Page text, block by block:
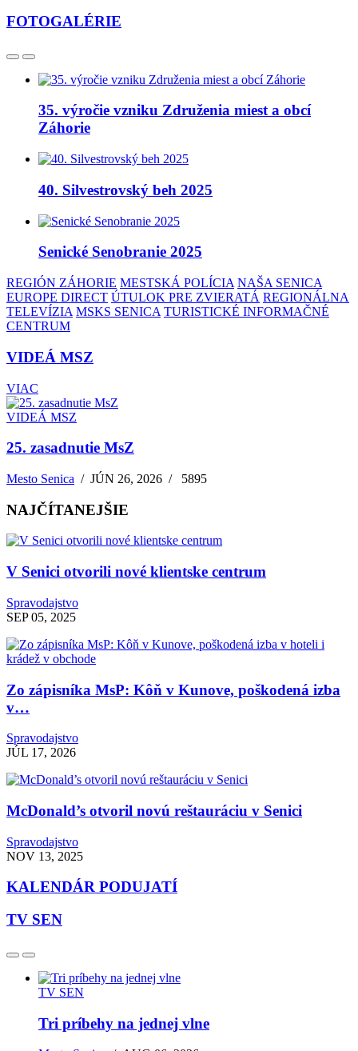
FOTOGALÉRIE
35. výročie vzniku Združenia miest a obcí
Záhorie
40. Silvestrovský beh 2025
Senické Senobranie 2025
REGIÓN ZÁHORIE MESTSKÁ POLÍCIA NAŠA SENICA
EUROPE DIRECT ÚTULOK PRE ZVIERATÁ REGIONÁLNA
TELEVÍZIA MSKS SENICA TURISTICKÉ INFORMAČNÉ
CENTRUM
VIDEÁ MSZ
VIAC
VIDEÁ MSZ
25. zasadnutie MsZ
Mesto Senica /JÚN 26, 2026 / 5895
NAJČÍTANEJŠIE
V Senici otvorili nové klientske centrum
Spravodajstvo
SEP 05, 2025
Zo zápisníka MsP: Kôň v Kunove, poškodená izba
v…
Spravodajstvo
JÚL 17, 2026
McDonald’s otvoril novú reštauráciu v Senici
Spravodajstvo
NOV 13, 2025
KALENDÁR PODUJATÍ
TV SEN
TV SEN
Tri príbehy na jednej vlne